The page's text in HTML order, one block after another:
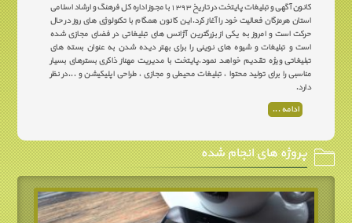
کانون آگهی و تبلیغات پایتخت در تاریخ ۱۳۹۳ با مجوز اداره کل فرهنگ و ارشاد اسلامی
استان هرمزگان فعالیت خود را آغاز کرد.این کانون همگام با تکنولوژی های روز در حال
حرکت است و امروز به یکی از بزرگترین آژانس های تبلیغاتی در فضای مجازی شده
است و تبلیغات و شیوه های نوینی را برای بهتر دیده شدن به عنوان بسته های
تبلیغاتی ویژه تقدیم خواهد نمود.پایتخت با مدیریت مهناز ذاکری بسترهای بسیار
مناسبی را برای تولید محتوا ، تبلیغات محیطی و مجازی ، طراحی اپلیکیشن و ...در نظر
دارد.
ادامه ...
پروژه های انجام شده